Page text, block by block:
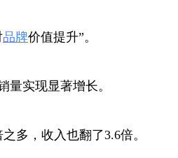
品牌价值提升”。
实现显著增长。
多，收入也翻了3.6倍。